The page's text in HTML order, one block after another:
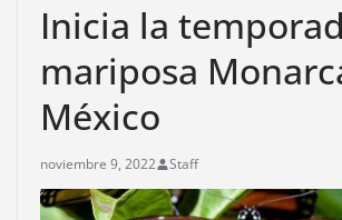
Inicia la
mariposa
México
noviembre 9, 2022 Staff